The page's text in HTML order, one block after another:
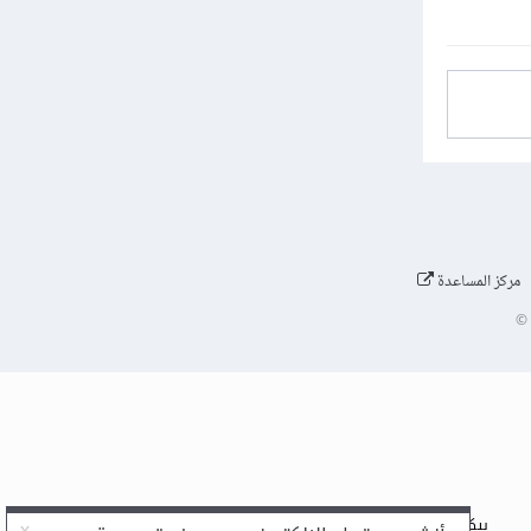
مركز المساعدة
©